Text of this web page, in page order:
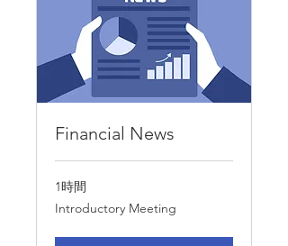
Financial News
1時間
Introductory
Meeting
Introductory Meeting